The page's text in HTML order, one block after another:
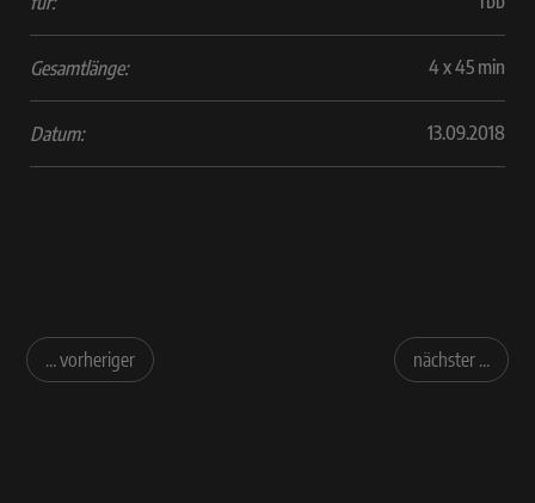
Gesamtlänge: 4 x 45 min
Datum: 13.09.2018
nächster …
… vorheriger